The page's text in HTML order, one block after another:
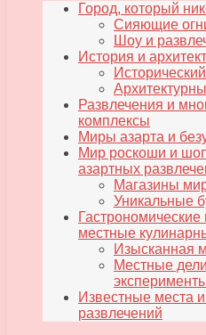
Город, который
Сияющие
Шоу и
История и
Развлечения и
комплексы
Миры азарта и
Мир роскоши и
азартных
Магазины
Уникальные
местные
Изысканная
Местные
Известные места
развлечений